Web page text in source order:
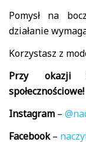
Pomysł na
działanie
Korzystasz z
Przy okazji
społecznościowe!
Instagram –
Facebook–